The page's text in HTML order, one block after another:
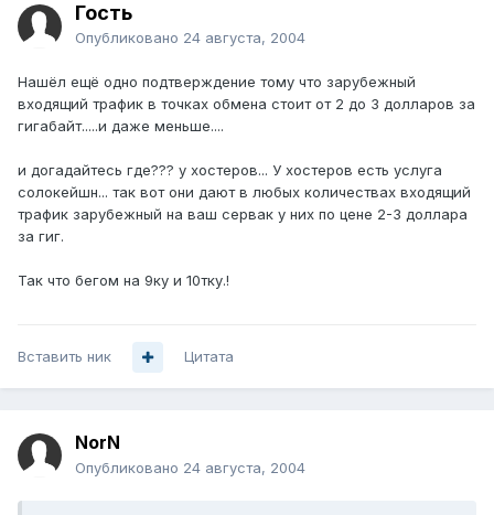
Гость
Опубликовано 24 августа, 2004
Нашёл ещё одно подтверждение тому что зарубежный
входящий трафик в точках обмена стоит от 2 до 3 долларов за
гигабайт.....и даже меньше....
и догадайтесь где??? у хостеров... У хостеров есть услуга
солокейшн... так вот они дают в любых количествах входящий
трафик зарубежный на ваш сервак у них по цене 2-3 доллара
за гиг.
Так что бегом на 9ку и 10тку.!
Вставить ник Цитата
NorN
Опубликовано 24 августа, 2004